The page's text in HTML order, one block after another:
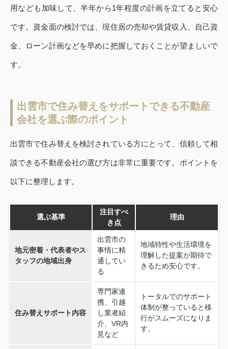
用なども加味して、半年から1年程度の計画を立てると安心
です。資金面の検討では、現住居の売却や賃貸収入、自己資
金、ローン計画などを早めに把握しておくことが望ましいで
す。
出雲市で住み替えをサポートできる不動産
会社を選ぶ際のポイント
出雲市で住み替えを検討されている方にとって、信頼して相
談できる不動産会社の選び方は非常に重要です。ポイントを
以下に整理します。
選ぶ基準
注目すべ
き点
理由
地元密着・代表者やス
タッフの地域出身
出雲市の
事情に精
通してい
る
地域特性や生活環境を
理解した提案が期待で
きるため安心です。
住み替えサポート内容
専門家連
携、引越
し業者紹
介、VR内
見など
トータルでのサポート
体制が整っていると移
行がスムーズになりま
す。